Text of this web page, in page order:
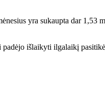
yra sukaupta dar 1,53
išlaikyti ilgalaikį